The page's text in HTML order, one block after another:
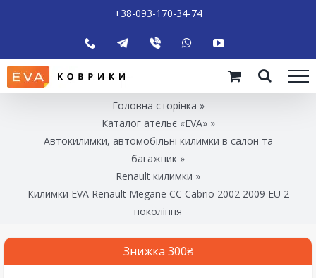
+38-093-170-34-74
Головна сторінка »
Каталог ательє «EVA»»
Автокилимки, автомобільні килимки в салон та
багажник »
Renault килимки »
Килимки EVA Renault Megane CC Cabrio 2002 2009 EU 2
покоління
Знижка 300₴